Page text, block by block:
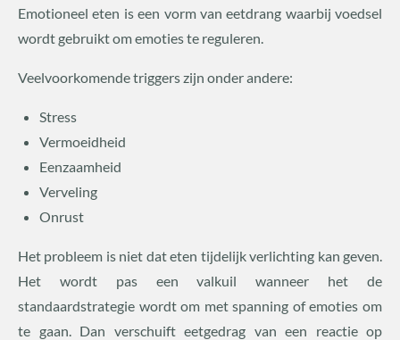
Emotioneel eten is een vorm van eetdrang waarbij voedsel
wordt gebruikt om emoties te reguleren.
Veelvoorkomende triggers zijn onder andere:
Stress
Vermoeidheid
Eenzaamheid
Verveling
Onrust
Het probleem is niet dat eten tijdelijk verlichting kan geven.
Het wordt pas een valkuil wanneer het de
standaardstrategie wordt om met spanning of emoties om
te gaan. Dan verschuift eetgedrag van een reactie op